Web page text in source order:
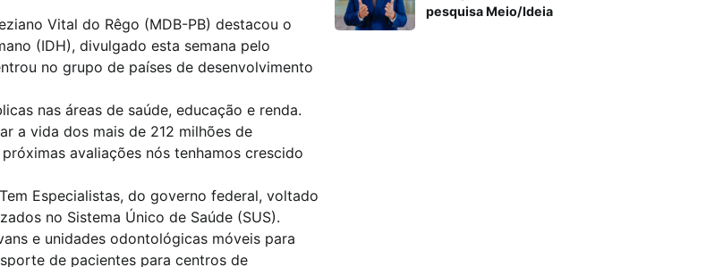
Vital do Rêgo (MDB-PB) destacou o
(IDH), divulgado esta semana pelo
no grupo de países de desenvolvimento
nas áreas de saúde, educação e renda.
a vida dos mais de 212 milhões de
avaliações nós tenhamos crescido
Especialistas, do governo federal, voltado
no Sistema Único de Saúde (SUS).
e unidades odontológicas móveis para
de pacientes para centros de
pesquisa Meio/Ideia